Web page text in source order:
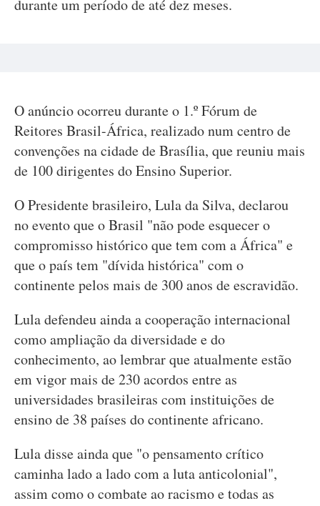
durante um período de até dez meses.
O anúncio ocorreu durante o 1.º Fórum de
Reitores Brasil-África, realizado num centro de
convenções na cidade de Brasília, que reuniu mais
de 100 dirigentes do Ensino Superior.
O Presidente brasileiro, Lula da Silva, declarou
no evento que o Brasil "não pode esquecer o
compromisso histórico que tem com a África" e
que o país tem "dívida histórica" com o
continente pelos mais de 300 anos de escravidão.
Lula defendeu ainda a cooperação internacional
como ampliação da diversidade e do
conhecimento, ao lembrar que atualmente estão
em vigor mais de 230 acordos entre as
universidades brasileiras com instituições de
ensino de 38 países do continente africano.
Lula disse ainda que "o pensamento crítico
caminha lado a lado com a luta anticolonial",
assim como o combate ao racismo e todas as